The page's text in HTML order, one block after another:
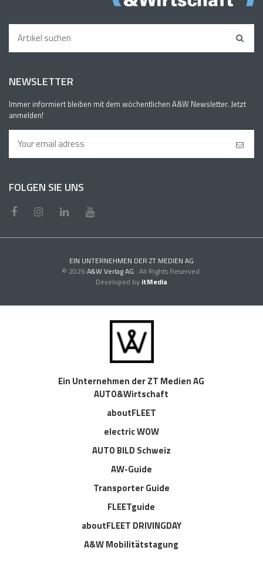
NEWSLETTER
Immer informiert bleiben mit dem wöchentlichen A&W Newsletter. Jetzt
anmelden!
FOLGEN SIE UNS
EIN UNTERNEHMEN DER ZT MEDIEN AG
© 2026A&W Verlag AG . All Rights Reserved.
Developed by itMedia
Ein Unternehmen der ZT Medien AG
AUTO&Wirtschaft
aboutFLEET
electric WOW
AUTO BILD Schweiz
AW-Guide
Transporter Guide
FLEETguide
aboutFLEET DRIVINGDAY
A&W Mobilitätstagung